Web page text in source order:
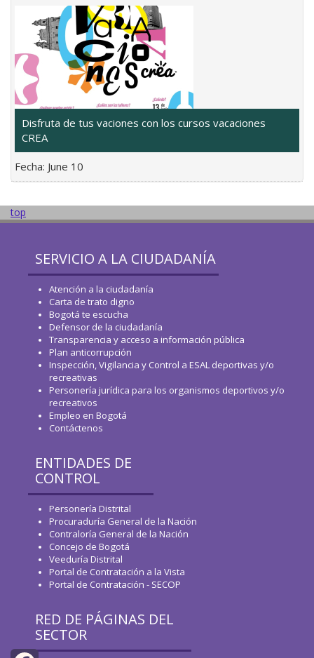
Disfruta de tus vaciones con los cursos vacaciones
CREA
Fecha: June 10
top
SERVICIO A LA CIUDADANÍA
Atención a la ciudadanía
Carta de trato digno
Bogotá te escucha
Defensor de la ciudadanía
Transparencia y acceso a información pública
Plan anticorrupción
Inspección, Vigilancia y Control a ESAL deportivas y/o
recreativas
Personería jurídica para los organismos deportivos y/o
recreativos
Empleo en Bogotá
Contáctenos
ENTIDADES DE
CONTROL
Personería Distrital
Procuraduría General de la Nación
Contraloría General de la Nación
Concejo de Bogotá
Veeduría Distrital
Portal de Contratación a la Vista
Portal de Contratación - SECOP
RED DE PÁGINAS DEL
SECTOR